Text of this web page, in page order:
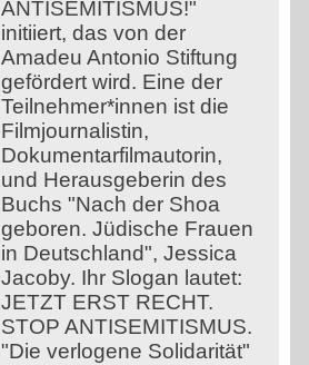
ANTISEMITISMUS!"
initiiert, das von der
Amadeu Antonio Stiftung
gefördert wird. Eine der
Teilnehmer*innen ist die
Filmjournalistin,
Dokumentarfilmautorin,
und Herausgeberin des
Buchs "Nach der Shoa
geboren. Jüdische Frauen
in Deutschland", Jessica
Jacoby. Ihr Slogan lautet:
JETZT ERST RECHT.
STOP ANTISEMITISMUS.
"Die verlogene Solidarität"